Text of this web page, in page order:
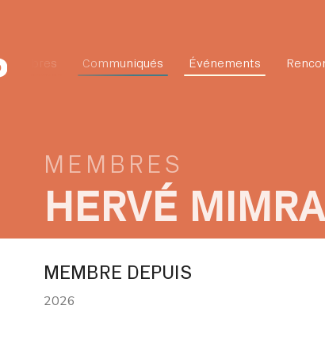
Membres Communiqués Événements
MEMBRES
HERVÉ
MEMBRE DEPUIS
2026